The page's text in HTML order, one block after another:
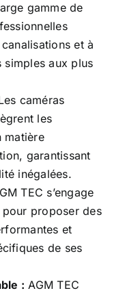
gamme de
et à
simples aux plus
caméras
les
matière
garantissant
inégalées.
TEC s’engage
proposer des
et
de ses
: AGM TEC